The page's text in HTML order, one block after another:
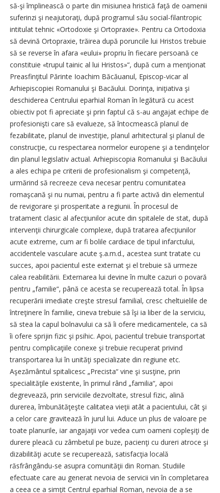
să-şi împlinească o parte din misiunea hristică faţă de oamenii
suferinzi şi neajutoraţi, după programul său social-filantropic
intitulat tehnic «Ortodoxie şi Ortopraxie». Pentru ca Ortodoxia
să devină Ortopraxie, trăirea după poruncile lui Hristos trebuie
să se reverse în afara «eului» propriu în fiecare persoană ce
constituie «trupul tainic al lui Hristos»“, după cum a menţionat
Preasfinţitul Părinte Ioachim Băcăuanul, Episcop-vicar al
Arhiepiscopiei Romanului şi Bacăului. Dorinţa, iniţiativa şi
deschiderea Centrului eparhial Roman în legătură cu acest
obiectiv pot fi apreciate şi prin faptul că s-au angajat echipe de
profesionişti care să evalueze, să întocmească planul de
fezabilitate, planul de investiţie, planul arhitectural şi planul de
construcţie, cu respectarea normelor europene şi a tendinţelor
din planul legislativ actual. Arhiepiscopia Romanului şi Bacăului
a ales echipa pe criterii de profesionalism şi competenţă,
urmărind să recreeze ceva necesar pentru comunitatea
romaşcană şi nu numai, pentru a fi parte activă din elementul
de revigorare şi prosperitate a regiunii. În procesul de
tratament clasic al afecţiunilor acute din spitalele de stat, după
intervenţii chirurgicale complexe, după tratarea afecţiunilor
acute extreme, cum ar fi bolile cardiace de tipul infarctului,
accidentele vasculare acute ş.a.m.d., acestea sunt tratate cu
succes, apoi pacientul este externat şi el trebuie să urmeze
calea reabilitării. Externarea lui devine în multe cazuri o povară
pentru „familie“, până ce acesta se recuperează total. În lipsa
recuperării imediate creşte stresul familial, cresc cheltuielile de
întreţinere în familie, cineva trebuie să îşi ia liber de la serviciu,
să stea la capul bolnavului ca să îi ofere medicamentele, ca să
îi ofere sprijin fizic şi psihic. Apoi, pacientul trebuie transportat
pentru complicaţiile conexe şi trebuie recuperat privind
transportarea lui în unităţi specializate din regiune etc.
Aşezământul spitalicesc „Precista“ vine şi susţine, prin
specialităţile existente, în primul rând „familia“, apoi
degrevează, prin serviciile dezvoltate, stresul fizic, alină
durerea, îmbunătăţeşte calitatea vieţii atât a pacientului, cât şi
a celor care gravitează în jurul lui. Aduce un plus de valoare pe
toate planurile, iar angajaţii vor vedea cum oameni copleşiţi de
durere pleacă cu zâmbetul pe buze, pacienţi cu dureri atroce şi
dizabilităţi acute se recuperează, satisfacţia locală
răsfrângându-se asupra comunităţii din Roman. Studiile
efectuate care au generat nevoia de servicii vin în completarea
a ceea ce a simţit Centrul eparhial Roman, nevoia de a se